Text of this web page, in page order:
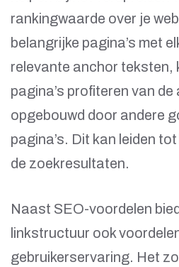
rankingwaarde over je
belangrijke pagina’s met
relevante anchor teksten,
pagina’s profiteren van
opgebouwd door andere
pagina’s. Dit kan leiden
de zoekresultaten.
Naast SEO-voordelen
linkstructuur ook
gebruikerservaring. Het